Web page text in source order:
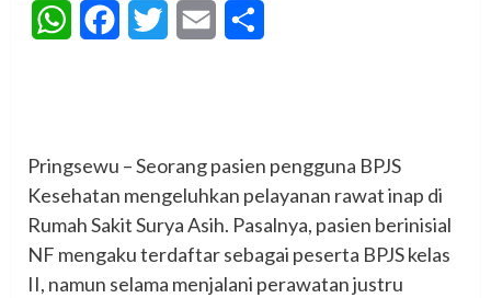
WhatsAppFacebookTwitter Email
‎Pringsewu – Seorang pasien pengguna BPJS
Kesehatan mengeluhkan pelayanan rawat inap di
Rumah Sakit Surya Asih. Pasalnya, pasien berinisial
NF mengaku terdaftar sebagai peserta BPJS kelas
II, namun selama menjalani perawatan justru